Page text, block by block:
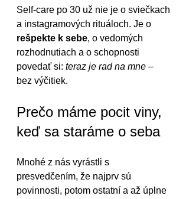
Self-care po 30 už nie je o sviečkach
a instagramových rituáloch. Je o
rešpekte k sebe, o vedomých
rozhodnutiach a o schopnosti
povedať si: teraz je rad na mne –
bez výčitiek.
Prečo máme pocit viny,
keď sa staráme o seba
Mnohé z nás vyrástli s
presvedčením, že najprv sú
povinnosti, potom ostatní a až úplne